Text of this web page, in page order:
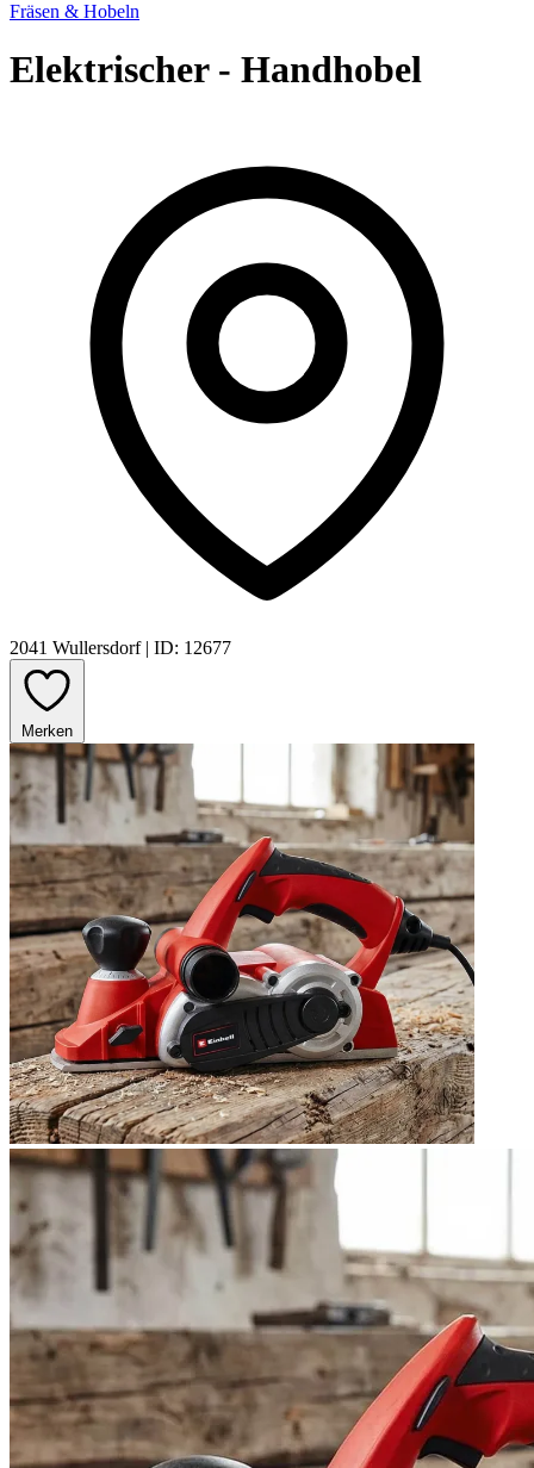
Fräsen & Hobeln
Elektrischer - Handhobel
2041 Wullersdorf | ID: 12677
Merken